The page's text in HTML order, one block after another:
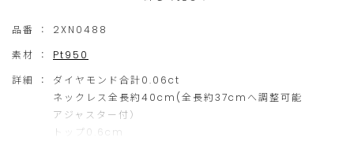
注
け
テーブル面をピッタリと合わせることでお互いを高めあい輝きを
ませて留める高度な技術力あってこそ。 難易度の高い石合わせの
技巧によって生み出される光のモチーフは、職人の確かな腕に裏打
ちされたデザインです。
ダイヤモンドの輪郭を主役に、正面から石座が見えないよう繊細
品番 ：
2XN0488
素材 ：
Pt950
詳細 ：
ダイヤモンド合計0.06ct
ネックレス全長約40cm(全長約37cmへ調整可能
アジャスター付）
トップ0.6cm